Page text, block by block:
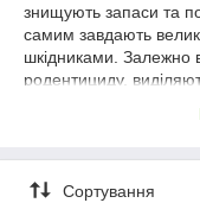
знищують запаси та
самим завдають
шкідниками. Залежно
родентициду,
до декількох днів і
ефекту – до кількох
Сортування